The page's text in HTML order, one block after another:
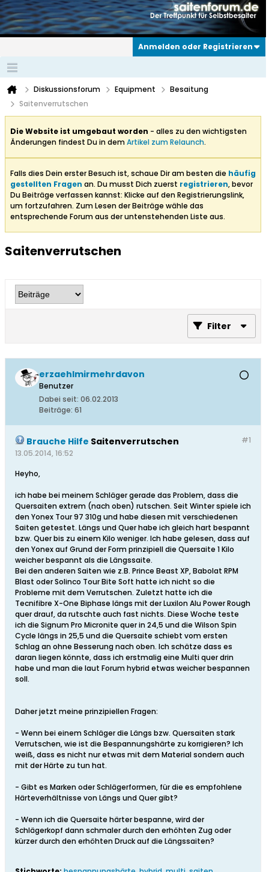
Anmelden oder Registrieren
Diskussionsforum Equipment
Besaitung
Saitenverrutschen
Die Website ist umgebaut worden - alles zu den wichtigsten
Änderungen findest Du in demArtikel zum Relaunch.
Falls dies Dein erster Besuch ist, schaue Dir am besten die häufig
gestellten Fragen an. Du musst Dich zuerst registrieren, bevor
Du Beiträge verfassen kannst: Klicke auf den Registrierungslink,
um fortzufahren. Zum Lesen der Beiträge wähle das
entsprechende Forum aus der untenstehenden Liste aus.
Saitenverrutschen
Filter
erzaehlmirmehrdavon
Benutzer
Dabei seit: 06.02.2013
Beiträge: 61
#1
Brauche Hilfe Saitenverrutschen
13.05.2014, 16:52
Heyho,
ich habe bei meinem Schläger gerade das Problem, dass die
Quersaiten extrem (nach oben) rutschen. Seit Winter spiele ich
den Yonex Tour 97 310g und habe diesen mit verschiedenen
Saiten getestet. Längs und Quer habe ich gleich hart bespannt
bzw. Quer bis zu einem Kilo weniger. Ich habe gelesen, dass auf
den Yonex auf Grund der Form prinzipiell die Quersaite 1 Kilo
weicher bespannt als die Längssaite.
Bei den anderen Saiten wie z.B. Prince Beast XP, Babolat RPM
Blast oder Solinco Tour Bite Soft hatte ich nicht so die
Probleme mit dem Verrutschen. Zuletzt hatte ich die
Tecnifibre X-One Biphase längs mit der Luxilon Alu Power Rough
quer drauf, da rutschte auch fast nichts. Diese Woche teste
ich die Signum Pro Micronite quer in 24,5 und die Wilson Spin
Cycle längs in 25,5 und die Quersaite schiebt vom ersten
Schlag an ohne Besserung nach oben. Ich schätze dass es
daran liegen könnte, dass ich erstmalig eine Multi quer drin
habe und man die laut Forum hybrid etwas weicher bespannen
soll.
Daher jetzt meine prinzipiellen Fragen:
- Wenn bei einem Schläger die Längs bzw. Quersaiten stark
Verrutschen, wie ist die Bespannungshärte zu korrigieren? Ich
weiß, dass es nicht nur etwas mit dem Material sondern auch
mit der Härte zu tun hat.
- Gibt es Marken oder Schlägerformen, für die es empfohlene
Härteverhältnisse von Längs und Quer gibt?
- Wenn ich die Quersaite härter bespanne, wird der
Schlägerkopf dann schmaler durch den erhöhten Zug oder
kürzer durch den erhöhten Druck auf die Längssaiten?